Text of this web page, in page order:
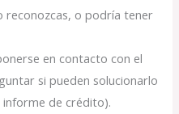
reconozcas, o podría tener
en contacto con el
si pueden solucionarlo
informe de crédito).